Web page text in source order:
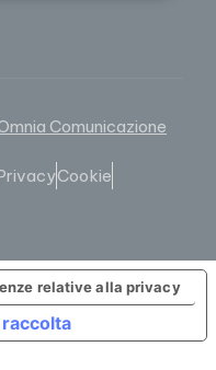
Comunicazione
Cookie
relative alla privacy